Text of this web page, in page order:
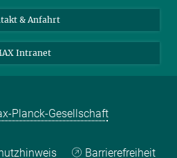
& Anfahrt
Intranet
Planck-Gesellschaft
Barrierefreiheit